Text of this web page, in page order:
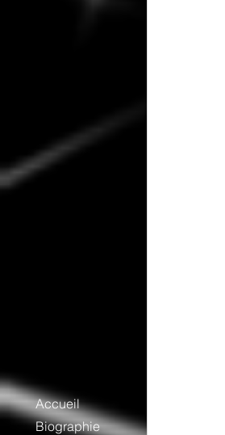
Accueil
Biographie